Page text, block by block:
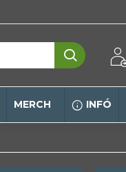
MERCH INFÓ